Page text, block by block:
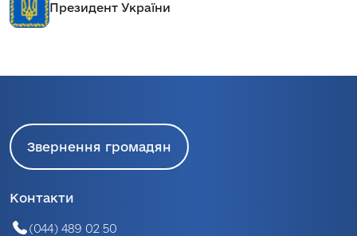
Президент України
Звернення громадян
Контакти
(044) 489 02 50